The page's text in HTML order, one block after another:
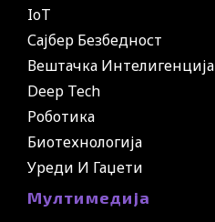
IoT
Сајбер Безбедност
Вештачка Интелигенција
Deep Tech
Роботика
Биотехнологија
Уреди И Гаџети
Мултимедија